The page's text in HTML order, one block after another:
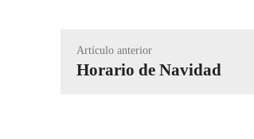
Artículo anterior
Horario de Navidad